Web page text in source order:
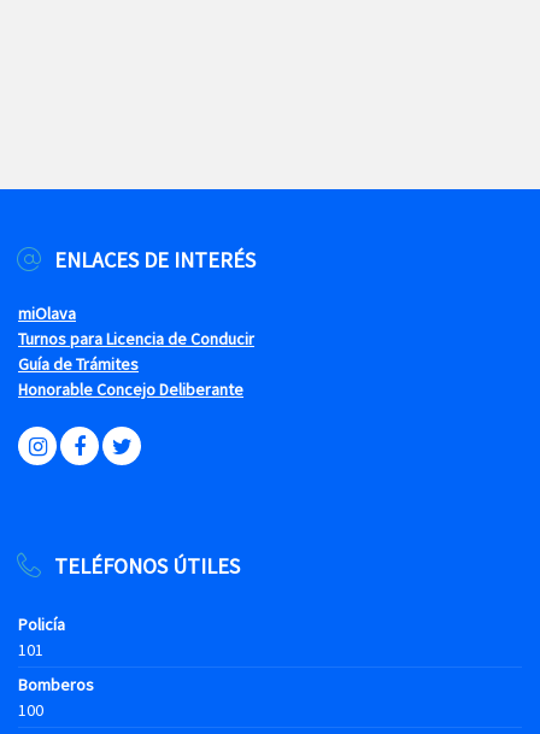
ENLACES DE INTERÉS
miOlava
Turnos para Licencia de Conducir
Guía de Trámites
Honorable Concejo Deliberante
TELÉFONOS ÚTILES
Policía
101
Bomberos
100